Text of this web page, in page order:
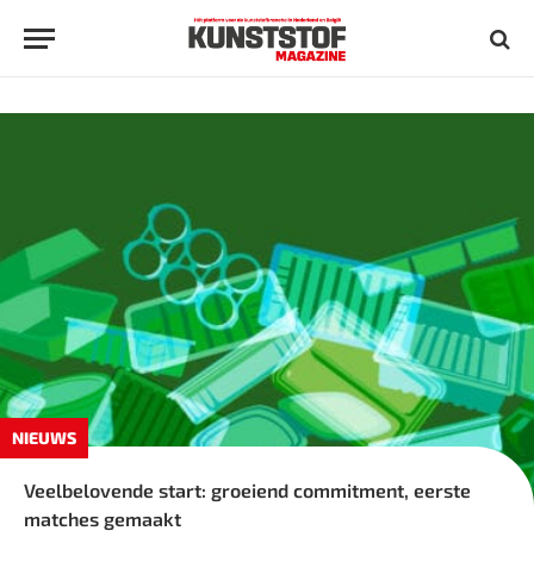
NIEUWS
Veelbelovende start: groeiend commitment, eerste
matches gemaakt